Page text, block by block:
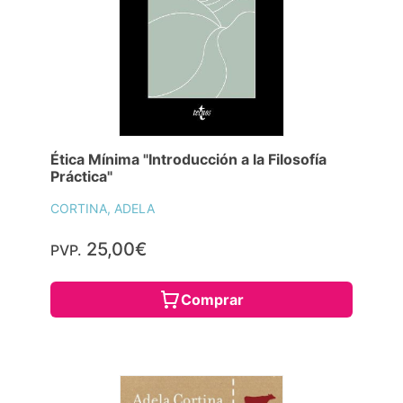
Ética Mínima "Introducción a la Filosofía
Práctica"
CORTINA, ADELA
PVP. 25,00€
Comprar